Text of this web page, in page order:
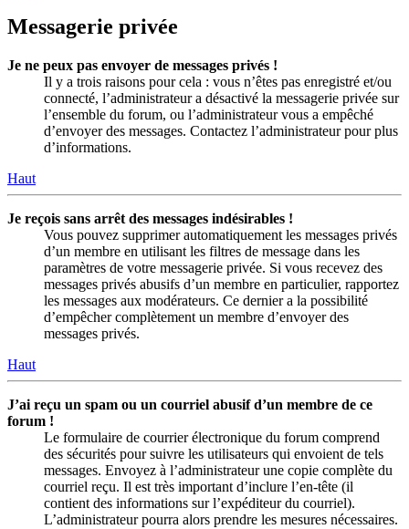
Messagerie privée
Je ne peux pas envoyer de messages privés !
Il y a trois raisons pour cela : vous n’êtes pas enregistré et/ou
connecté, l’administrateur a désactivé la messagerie privée sur
l’ensemble du forum, ou l’administrateur vous a empêché
d’envoyer des messages. Contactez l’administrateur pour plus
d’informations.
Haut
Je reçois sans arrêt des messages indésirables !
Vous pouvez supprimer automatiquement les messages privés
d’un membre en utilisant les filtres de message dans les
paramètres de votre messagerie privée. Si vous recevez des
messages privés abusifs d’un membre en particulier, rapportez
les messages aux modérateurs. Ce dernier a la possibilité
d’empêcher complètement un membre d’envoyer des
messages privés.
Haut
J’ai reçu un spam ou un courriel abusif d’un membre de ce
forum !
Le formulaire de courrier électronique du forum comprend
des sécurités pour suivre les utilisateurs qui envoient de tels
messages. Envoyez à l’administrateur une copie complète du
courriel reçu. Il est très important d’inclure l’en-tête (il
contient des informations sur l’expéditeur du courriel).
L’administrateur pourra alors prendre les mesures nécessaires.